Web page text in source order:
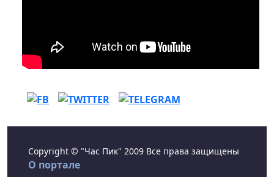
Copyright © "Час Пик" 2009 Все права защищены
О портале